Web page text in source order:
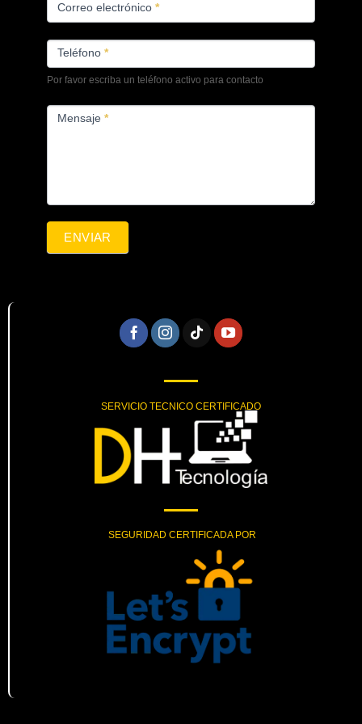
Correo electrónico*
Teléfono*
Por favor escriba un teléfono activo para contacto
Mensaje*
ENVIAR
SERVICIO TECNICO CERTIFICADO
SEGURIDAD CERTIFICADA POR